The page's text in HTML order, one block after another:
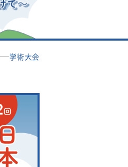
学術大会